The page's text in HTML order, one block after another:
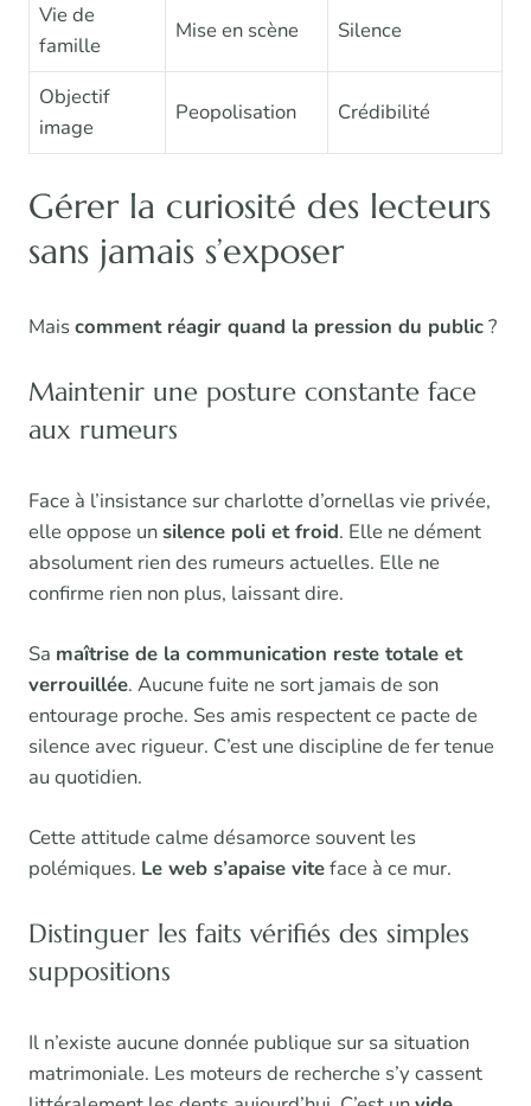
Vie de
famille
Mise en scène Silence
Objectif
image
Peopolisation Crédibilité
Gérer la curiosité des lecteurs
sans jamais s’exposer
Maiscomment réagir quand la pression du public?
Maintenir une posture constante face
aux rumeurs
Face à l’insistance sur charlotte d’ornellas vie privée,
elle oppose unsilence poli et froid. Elle ne dément
absolument rien des rumeurs actuelles. Elle ne
confirme rien non plus, laissant dire.
Sa maîtrise de la communication reste totale et
verrouillée. Aucune fuite ne sort jamais de son
entourage proche. Ses amis respectent ce pacte de
silence avec rigueur. C’est une discipline de fer tenue
au quotidien.
Cette attitude calme désamorce souvent les
polémiques. Le web s’apaise viteface à ce mur.
Distinguer les faits vérifiés des simples
suppositions
Il n’existe aucune donnée publique sur sa situation
matrimoniale. Les moteurs de recherche s’y cassent